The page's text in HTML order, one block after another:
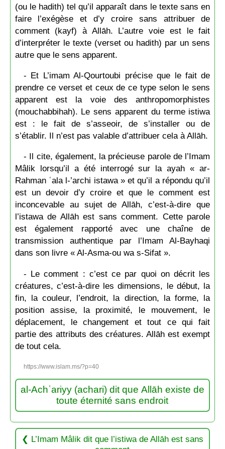
(ou le hadith) tel qu’il apparaît dans le texte sans en
faire l’exégèse et d’y croire sans attribuer de
comment (kayf) à Allāh. L’autre voie est le fait
d’interpréter le texte (verset ou hadith) par un sens
autre que le sens apparent.
- Et L’imam Al-Qourtoubi précise que le fait de
prendre ce verset et ceux de ce type selon le sens
apparent est la voie des anthropomorphistes
(mouchabbihah). Le sens apparent du terme istiwa
est : le fait de s’asseoir, de s’installer ou de
s’établir. Il n’est pas valable d’attribuer cela à Allāh.
- Il cite, également, la précieuse parole de l’Imam
Mâlik lorsqu’il a été interrogé sur la ayah « ar-
Rahman ʿala l-’archi istawa » et qu’il a répondu qu’il
est un devoir d’y croire et que le comment est
inconcevable au sujet de Allāh, c’est-à-dire que
l’istawa de Allāh est sans comment. Cette parole
est également rapporté avec une chaîne de
transmission authentique par l’Imam Al-Bayhaqi
dans son livre « Al-Asma-ou wa s-Sifat ».
- Le comment : c’est ce par quoi on décrit les
créatures, c’est-à-dire les dimensions, le début, la
fin, la couleur, l’endroit, la direction, la forme, la
position assise, la proximité, le mouvement, le
déplacement, le changement et tout ce qui fait
partie des attributs des créatures. Allāh est exempt
de tout cela.
https://www.islam.ms/?p=40
al-Achʿariyy (achari) dit que Allāh existe de
toute éternité sans endroit
L’Imam Mâlik dit que l’istiwa de Allāh est sans